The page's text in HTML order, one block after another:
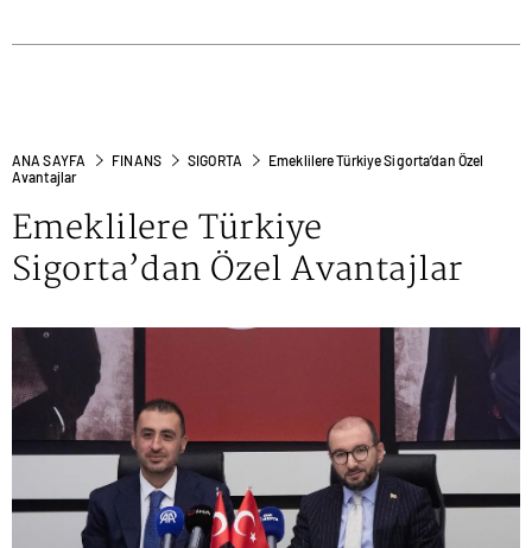
ANA SAYFA FINANS SIGORTA
Emeklilere Türkiye Sigorta’dan Özel
Avantajlar
Emeklilere Türkiye
Sigorta’dan Özel Avantajlar